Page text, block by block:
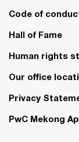
Code of
Hall of Fame
Human rights
Our office
Privacy
PwC Mekong